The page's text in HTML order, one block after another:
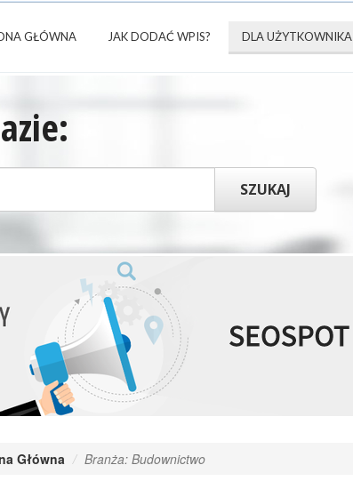
GŁÓWNA JAK DODAĆ WPIS? DLA UŻYTKOWNIKA
Główna Branża: Budownictwo